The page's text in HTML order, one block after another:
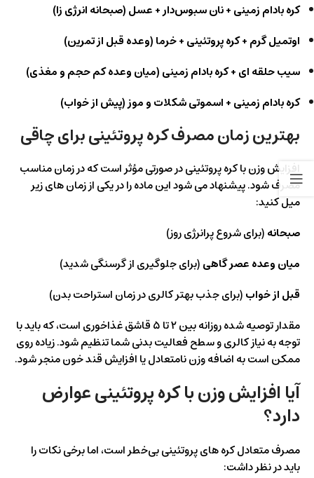
کره بادام‌ زمینی + نان سبوس‌دار + عسل (صبحانه انرژی‌ زا)
اوتمیل گرم + کره پروتئینی + خرما (وعده قبل از تمرین)
سیب حلقه‌ ای + کره بادام‌ زمینی (میان‌ وعده کم‌ حجم و مغذی)
کره بادام‌ زمینی + اسموتی شکلات و موز (پیش از خواب)
بهترین زمان مصرف کره پروتئینی برای چاقی
افزایش وزن با کره پروتئینی در صورتی مؤثر است که در زمان مناسب
مصرف شود. پیشنهاد می‌ شود این ماده را در یکی از زمان‌ های زیر
میل کنید:
صبحانه(برای شروع پرانرژی روز)
میان‌ وعده عصر گاهی(برای جلوگیری از گرسنگی شدید)
قبل از خواب(برای جذب بهتر کالری در زمان استراحت بدن)
مقدار توصیه‌ شده روزانه بین ۲ تا ۵ قاشق غذاخوری است، که باید با
توجه به نیاز کالری و سطح فعالیت بدنی شما تنظیم شود. زیاده‌ روی
ممکن است به اضافه وزن نامتعادل یا افزایش قند خون منجر شود.
آیا افزایش وزن با کره پروتئینی عوارض
دارد؟
مصرف متعادل کره‌ های پروتئینی بی‌خطر است، اما برخی نکات را
باید در نظر داشت: